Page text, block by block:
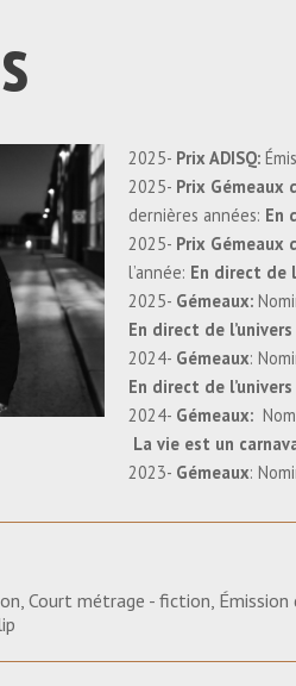
2025- Prix ADISQ:
2025- Prix Gémeaux
dernières années: En
2025- Prix Gémeaux
l’année: En direct de
2025- Gémeaux:
En direct de
2024- Gémeaux:
En direct de
2024- Gémeaux:
La vie est un
2023- Gémeaux:
Court métrage - fiction,